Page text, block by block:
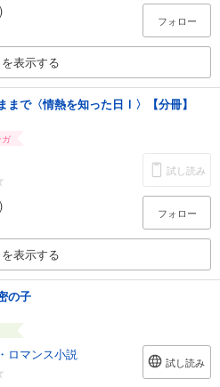
フォロー
表示する
まで〈情熱を知った日Ⅰ〉【分冊】
試し読み
フォロー
表示する
の子
ロマンス小説
試し読み